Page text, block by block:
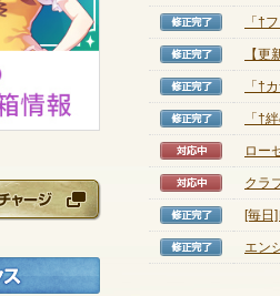
NEXONポイントチ
定期メンテナンス
修正完
「†
修正完
【
修正完
「†
修正完
「†
対応中
ロー
対応中
クラ
修正完
[毎日
修正完
エン